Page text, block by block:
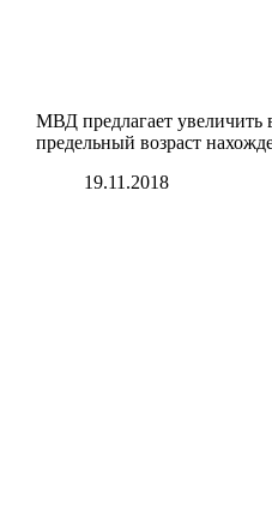
МВД предлагает
предельный возраст
19.11.2018